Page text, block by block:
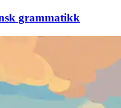
grammatikk